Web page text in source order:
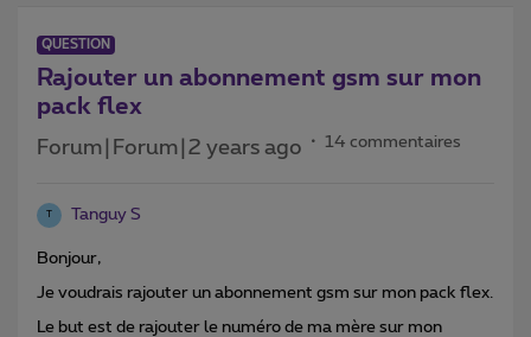
QUESTION
Rajouter un abonnement gsm sur mon
pack flex
Forum|Forum|2 years ago 14 commentaires
Tanguy S
Bonjour,
Je voudrais rajouter un abonnement gsm sur mon pack flex.
Le but est de rajouter le numéro de ma mère sur mon